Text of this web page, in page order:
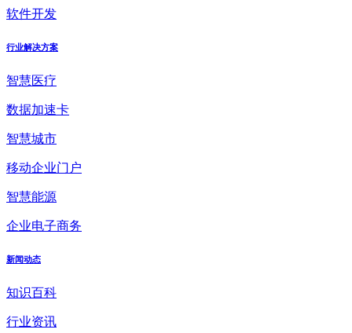
软件开发
行业解决方案
智慧医疗
数据加速卡
智慧城市
移动企业门户
智慧能源
企业电子商务
新闻动态
知识百科
行业资讯